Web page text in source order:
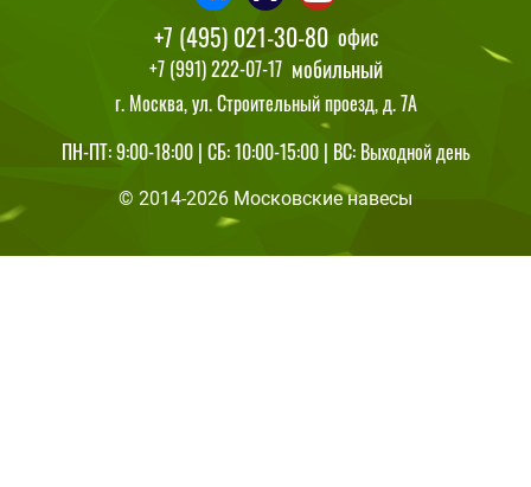
ПН-ПТ: 9:00-18:00 | СБ: 10:00-15:00 | ВС: Выходной день
© 2014-2026 Московские навесы
+7 (495) 021-30-80 офис
+7 (991) 222-07-17 мобильный
г. Москва, ул. Строительный проезд, д. 7А